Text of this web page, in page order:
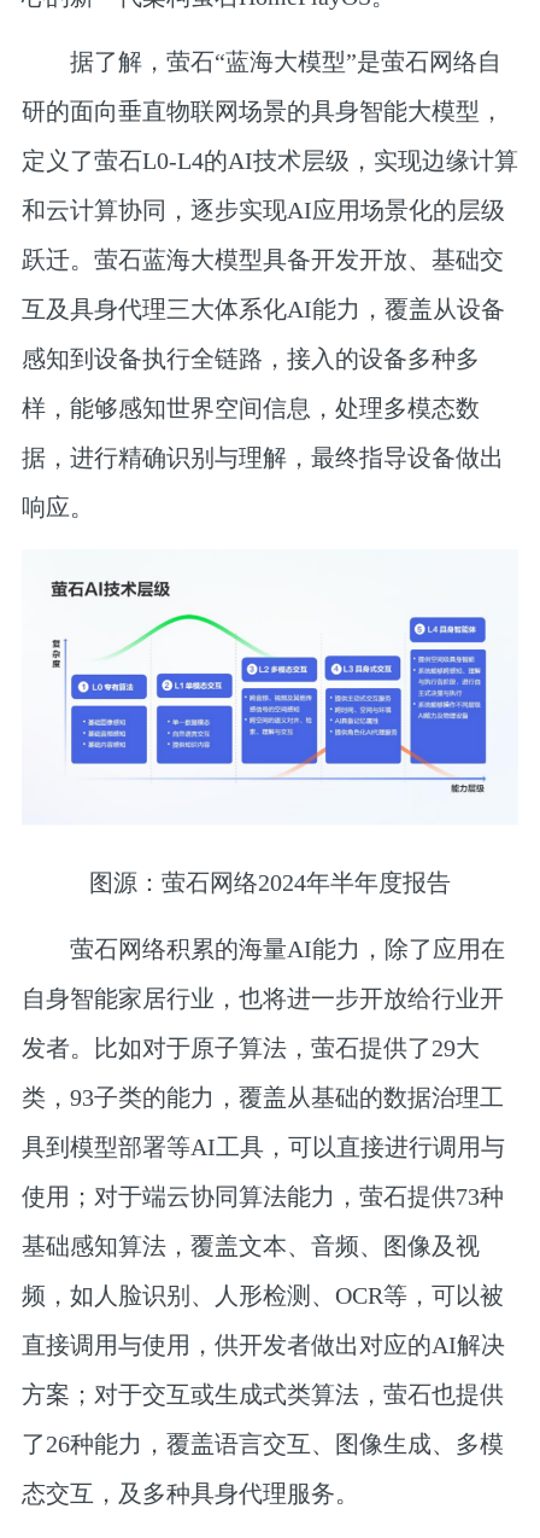
据了解，萤石“蓝海大模型”是萤石网络自
研的面向垂直物联网场景的具身智能大模型，
定义了萤石L0-L4的AI技术层级，实现边缘计算
和云计算协同，逐步实现AI应用场景化的层级
跃迁。萤石蓝海大模型具备开发开放、基础交
互及具身代理三大体系化AI能力，覆盖从设备
感知到设备执行全链路，接入的设备多种多
样，能够感知世界空间信息，处理多模态数
据，进行精确识别与理解，最终指导设备做出
响应。
图源：萤石网络2024年半年度报告
萤石网络积累的海量AI能力，除了应用在
自身智能家居行业，也将进一步开放给行业开
发者。比如对于原子算法，萤石提供了29大
类，93子类的能力，覆盖从基础的数据治理工
具到模型部署等AI工具，可以直接进行调用与
使用；对于端云协同算法能力，萤石提供73种
基础感知算法，覆盖文本、音频、图像及视
频，如人脸识别、人形检测、OCR等，可以被
直接调用与使用，供开发者做出对应的AI解决
方案；对于交互或生成式类算法，萤石也提供
了26种能力，覆盖语言交互、图像生成、多模
态交互，及多种具身代理服务。